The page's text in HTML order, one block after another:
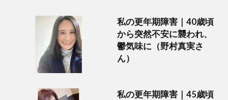
私の更年期障害｜40歳頃
から突然不安に襲われ、
鬱気味に（野村真実さ
ん）
私の更年期障害｜45歳頃